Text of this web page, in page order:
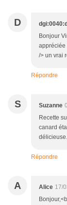
D
Bonjour
appréciée
/> un vrai
Répondre
S Suzanne
Recette
canard
Répondre
A Alice 17/